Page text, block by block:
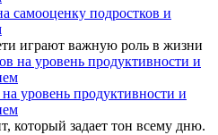
самооценку подростков и
играют важную роль в жизни
уровень продуктивности и
который задает тон всему дню.